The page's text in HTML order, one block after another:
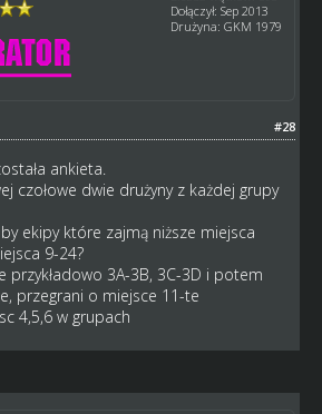
Dołączył: Sep 2013
Drużyna: GKM 1979
#28
ankieta.
czołowe dwie drużyny z każdej grupy
ekipy które zajmą niższe miejsca
9-24?
przykładowo 3A-3B, 3C-3D i potem
przegrani o miejsce 11-te
4,5,6 w grupach